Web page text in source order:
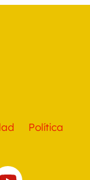
Política